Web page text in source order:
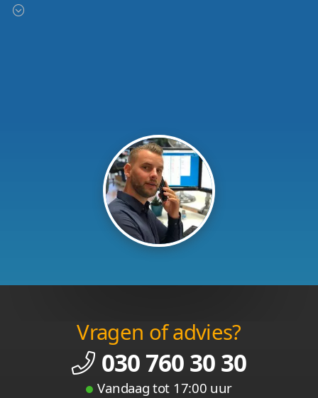
Vragen of advies?
030 760 30 30
Vandaag tot 17:00 uur